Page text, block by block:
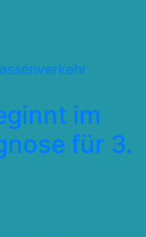
im
für 3.